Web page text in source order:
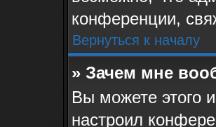
конференции,
Вернуться к началу
» Зачем мне
Вы можете этого
настроил